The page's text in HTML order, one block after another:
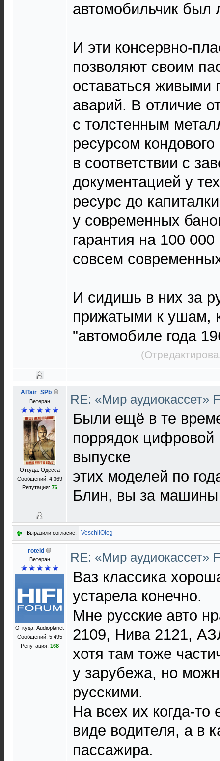
автомобильчик был
И эти консервно-
позволяют своим
оставаться живыми
аварий. В отличие
с толстенным
ресурсом кондового
в соответствии с
документацией у
ресурс до
у современных
гарантия на 100
совсем
И сидишь в них за
прижатыми к ушам,
"автомобиле года
AlTair_SPb
Ветеран
Откуда: Одесса
Сообщений: 4 369
Репутация: 76
RE: «Мир аудиокассет»
Были ещё в те
поррядок
выпуске
этих моделей по
Блин, вы за машины
Выразили согласие: VeschiiOleg
roteid
Ветеран
Откуда: Audioplanet
Сообщений: 5 495
Репутация: 168
RE: «Мир аудиокассет»
Ваз классика
устарела конечно.
Мне русские авто
2109, Нива 2121,
хотя там тоже
у зарубежа, но
русскими.
На всех их когда-то
виде водителя, а в
пассажира.